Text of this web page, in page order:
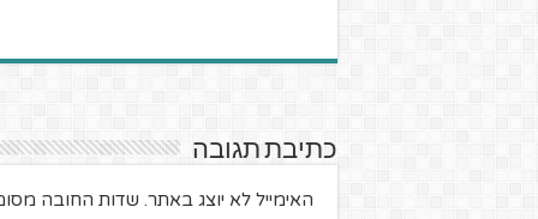
כתיבת תגובה
האימייל לא יוצג באתר. שדות החובה